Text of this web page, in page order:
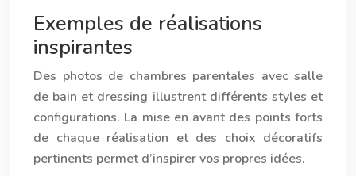
Exemples de réalisations
inspirantes
Des photos de chambres parentales avec salle
de bain et dressing illustrent différents styles et
configurations. La mise en avant des points forts
de chaque réalisation et des choix décoratifs
pertinents permet d’inspirer vos propres idées.